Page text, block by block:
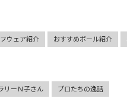
ウェア紹介 おすすめボール紹介
リーＮ子さん プロたちの逸話